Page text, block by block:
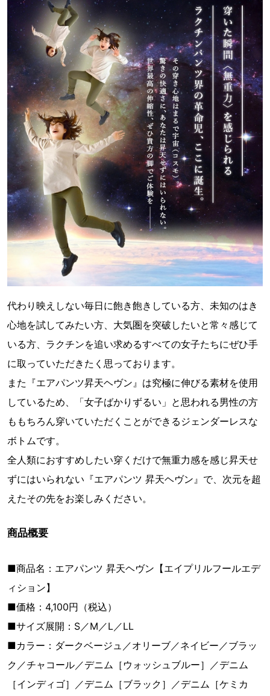
代わり映えしない毎日に飽き飽きしている方、未知のはき
心地を試してみたい方、大気圏を突破したいと常々感じて
いる方、ラクチンを追い求めるすべての女子たちにぜひ手
に取っていただきたく思っております。
また『エアパンツ昇天ヘヴン』は究極に伸びる素材を使用
しているため、「女子ばかりずるい」と思われる男性の方
ももちろん穿いていただくことができるジェンダーレスな
ボトムです。
全人類におすすめしたい穿くだけで無重力感を感じ昇天せ
ずにはいられない『エアパンツ 昇天ヘヴン』で、次元を超
えたその先をお楽しみください。
商品概要
■商品名：エアパンツ 昇天ヘヴン【エイプリルフールエデ
ィション】
■価格：4,100円（税込）
■サイズ展開：S／M／L／LL
■カラー：ダークベージュ／オリーブ／ネイビー／ブラッ
ク／チャコール／デニム［ウォッシュブルー］／デニム
［インディゴ］／デニム［ブラック］／デニム［ケミカ